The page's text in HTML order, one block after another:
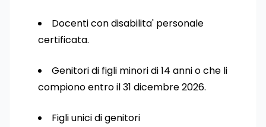
Docenti con disabilita' personale
certificata.
Genitori di figli minori di 14 anni o che li
compiono entro il 31 dicembre 2026.
Figli unici di genitori